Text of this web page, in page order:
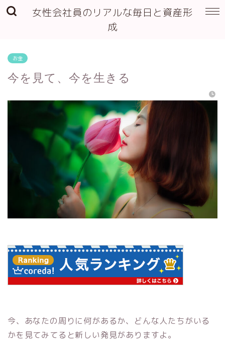
女性会社員のリアルな毎日と資産形
成
お金
今を見て、今を生きる
今、あなたの周りに何があるか、どんな人たちがいる
かを見てみてると新しい発見がありますよ。